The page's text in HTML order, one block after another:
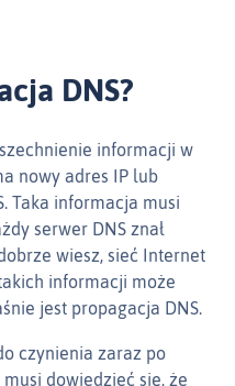
DNS?
informacji w
nowy adres IP lub
Taka informacja musi
serwer DNS znał
wiesz, sieć Internet
informacji może
jest propagacja DNS.
czynienia zaraz po
dowiedzieć się, że